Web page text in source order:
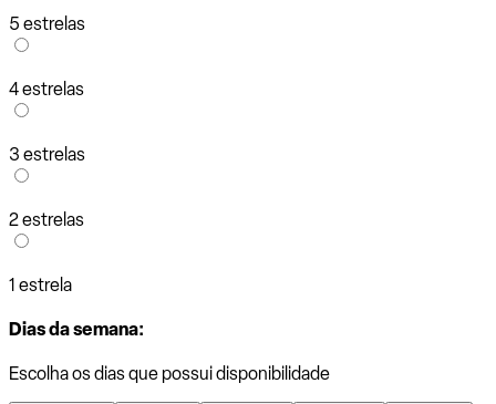
5 estrelas
4 estrelas
3 estrelas
2 estrelas
1 estrela
Dias da semana:
Escolha os dias que possui disponibilidade